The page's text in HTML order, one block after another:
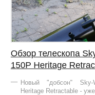
Обзор телескопа
150Р Heritage
Новый "добсон" Sky-
Heritage Retractable -